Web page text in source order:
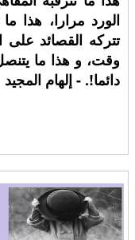
الورد مرارا، هذا
تتركه القصائد
وقت، و هذا ما
دائما!. - إلهام المجيد